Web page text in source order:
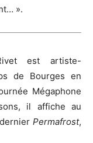
».
est artiste-
de Bourges en
Mégaphone
il affiche au
Permafrost,